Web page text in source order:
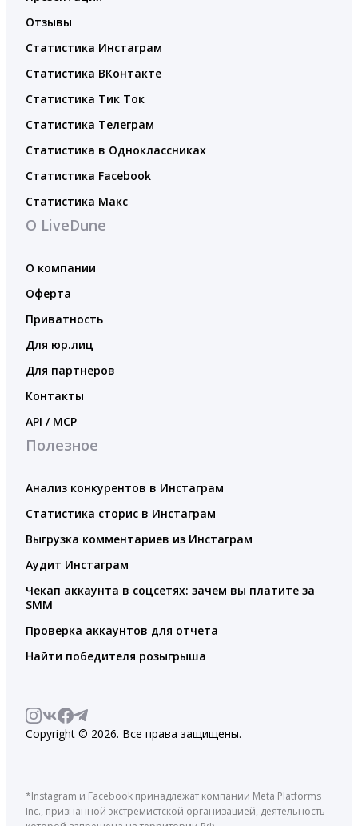
Отзывы
Статистика Инстаграм
Статистика ВКонтакте
Статистика Тик Ток
Статистика Телеграм
Статистика в Одноклассниках
Статистика Facebook
Статистика Макс
О LiveDune
О компании
Оферта
Приватность
Для юр.лиц
Для партнеров
Контакты
API / MCP
Полезное
Анализ конкурентов в Инстаграм
Статистика сторис в Инстаграм
Выгрузка комментариев из Инстаграм
Аудит Инстаграм
Чекап аккаунта в соцсетях: зачем вы платите за
SMM
Проверка аккаунтов для отчета
Найти победителя розыгрыша
Copyright © 2026. Все права защищены.
*Instagram и Facebook принадлежат компании Meta Platforms
Inc., признанной экстремистской организацией, деятельность